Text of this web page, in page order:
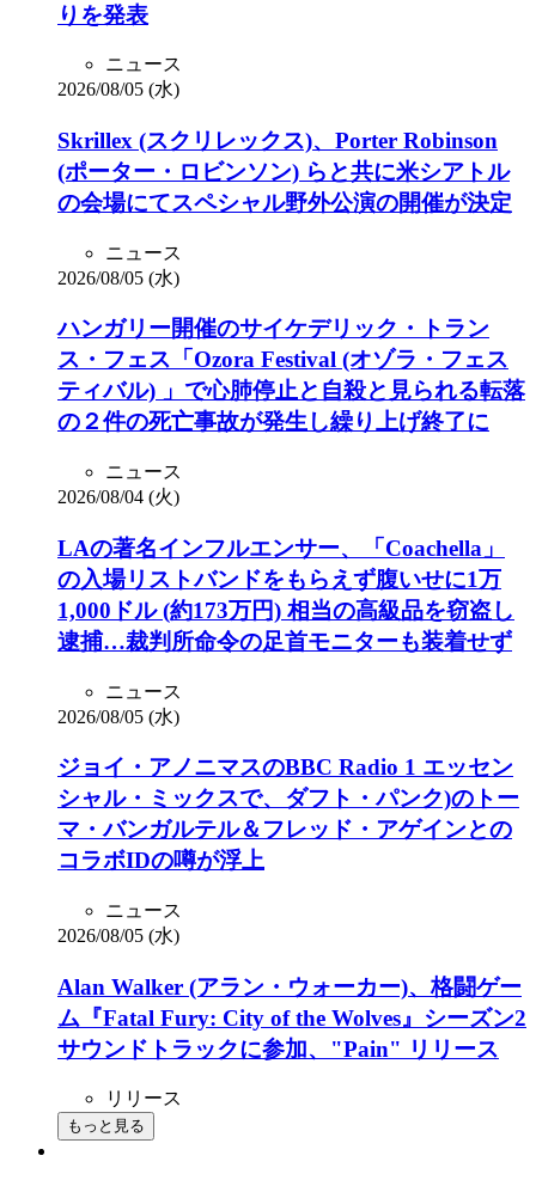
りを発表
ニュース
2026/08/05 (水)
Skrillex (スクリレックス)、Porter Robinson
(ポーター・ロビンソン) らと共に米シアトル
の会場にてスペシャル野外公演の開催が決定
ニュース
2026/08/05 (水)
ハンガリー開催のサイケデリック・トラン
ス・フェス「Ozora Festival (オゾラ・フェス
ティバル) 」で心肺停止と自殺と見られる転落
の２件の死亡事故が発生し繰り上げ終了に
ニュース
2026/08/04 (火)
LAの著名インフルエンサー、「Coachella」
の入場リストバンドをもらえず腹いせに1万
1,000ドル (約173万円) 相当の高級品を窃盗し
逮捕…裁判所命令の足首モニターも装着せず
ニュース
2026/08/05 (水)
ジョイ・アノニマスのBBC Radio 1 エッセン
シャル・ミックスで、ダフト・パンク)のトー
マ・バンガルテル＆フレッド・アゲインとの
コラボIDの噂が浮上
ニュース
2026/08/05 (水)
Alan Walker (アラン・ウォーカー)、格闘ゲー
ム『Fatal Fury: City of the Wolves』シーズン2
サウンドトラックに参加、"Pain" リリース
リリース
もっと見る